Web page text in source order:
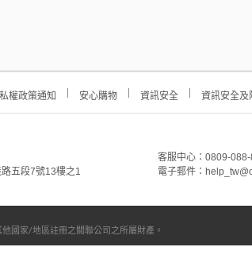
權政策通知 安心購物 資訊安全 資訊安全及
五段7號13樓之1
客服中心：0809-
電子郵件：
國家/地區註冊之關聯公司之所屬財產。